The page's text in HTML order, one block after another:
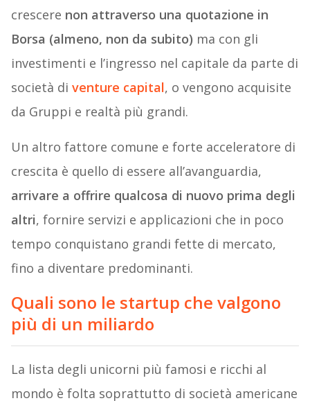
crescere non attraverso una quotazione in
Borsa (almeno, non da subito) ma con gli
investimenti e l’ingresso nel capitale da parte di
società di venture capital, o vengono acquisite
da Gruppi e realtà più grandi.
Un altro fattore comune e forte acceleratore di
crescita è quello di essere all’avanguardia,
arrivare a offrire qualcosa di nuovo prima degli
altri, fornire servizi e applicazioni che in poco
tempo conquistano grandi fette di mercato,
fino a diventare predominanti.
Quali sono le startup che valgono
più di un miliardo
La lista degli unicorni più famosi e ricchi al
mondo è folta soprattutto di società americane